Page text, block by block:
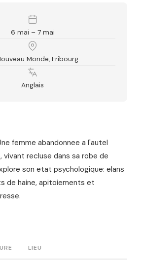
femme abandonnee a l'autel
recluse dans sa robe de
son etat psychologique: elans
de haine, apitoiements et
LIEU
6 mai – 7 mai
Monde, Fribourg
Anglais